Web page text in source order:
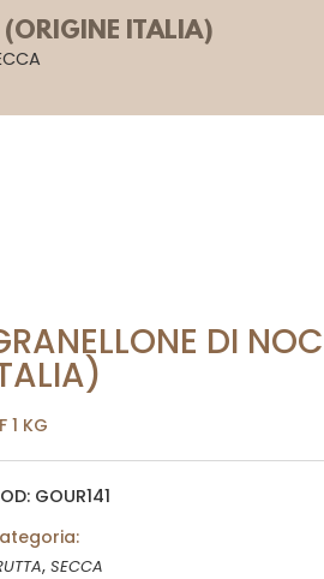
ITALIA)
DI
1 KG
GOUR141
, SECCA